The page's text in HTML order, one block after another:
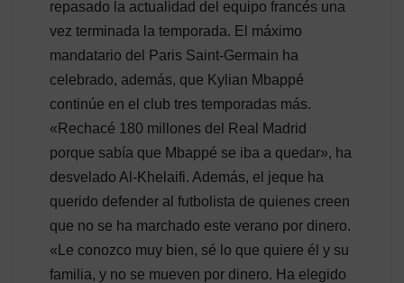
repasado la actualidad del equipo francés una
vez terminada la temporada. El máximo
mandatario del Paris Saint-Germain ha
celebrado, además, que Kylian Mbappé
continúe en el club tres temporadas más.
«Rechacé 180 millones del Real Madrid
porque sabía que Mbappé se iba a quedar», ha
desvelado Al-Khelaifi. Además, el jeque ha
querido defender al futbolista de quienes creen
que no se ha marchado este verano por dinero.
«Le conozco muy bien, sé lo que quiere él y su
familia, y no se mueven por dinero. Ha elegido